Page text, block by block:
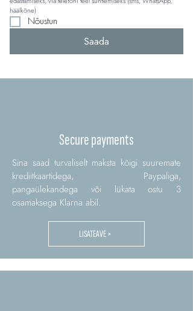
häälkõne)
Nõustun
Saada
Secure payments
Sina saad turvaliselt maksta kõigi suuremate
krediitkaartidega, Paypaliga,
pangaülekandega või lükata ostu 3
osamaksega Klarna abil.
LISATEAVE >